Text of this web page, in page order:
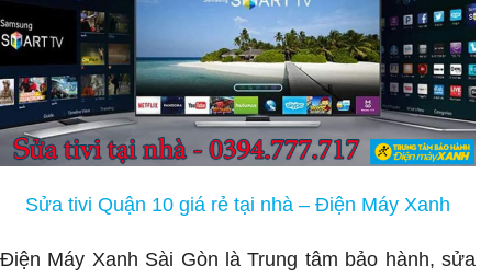
Sửa tivi Quận 10 giá rẻ tại nhà – Điện Máy Xanh
Điện Máy Xanh Sài Gòn là Trung tâm bảo hành, sửa